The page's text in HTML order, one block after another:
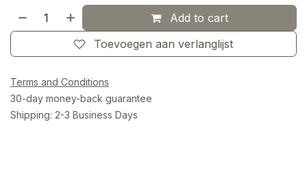
Add to cart
Toevoegen aan verlanglijst
Terms and Conditions
30-day money-back guarantee
Shipping: 2-3 Business Days